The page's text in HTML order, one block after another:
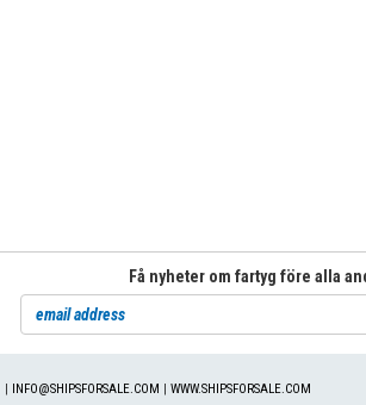
Få nyheter om fartyg före alla
INFO@SHIPSFORSALE.COM |WWW.SHIPSFORSALE.COM